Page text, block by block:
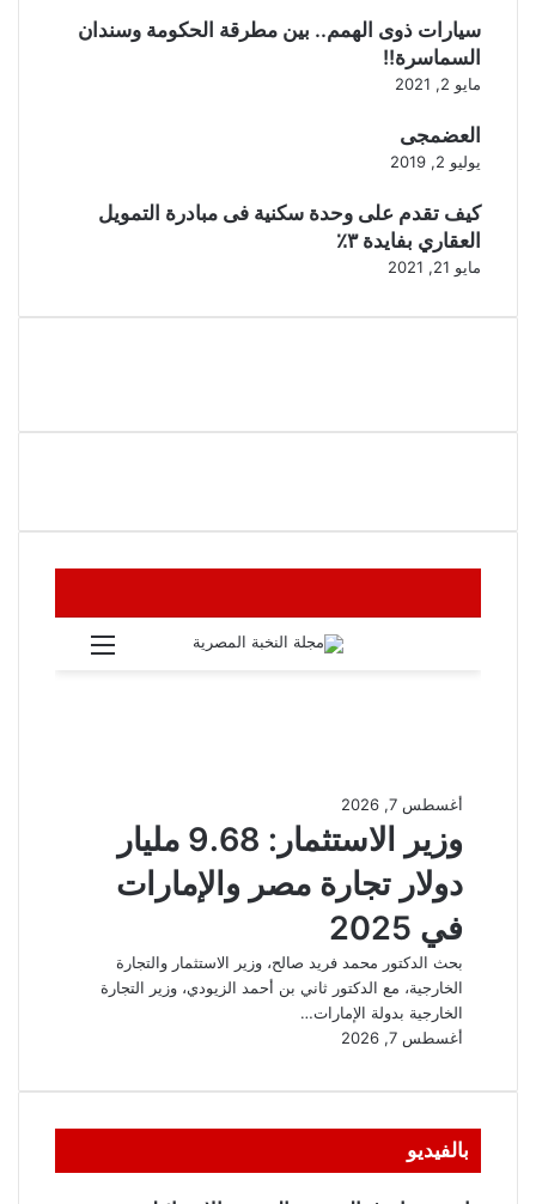
سيارات ذوى الهمم.. بين مطرقة الحكومة وسندان
السماسرة!!
مايو 2, 2021
العضمجى
يوليو 2, 2019
كيف تقدم على وحدة سكنية فى مبادرة التمويل
العقاري بفايدة ٣٪
مايو 21, 2021
بالفيديو